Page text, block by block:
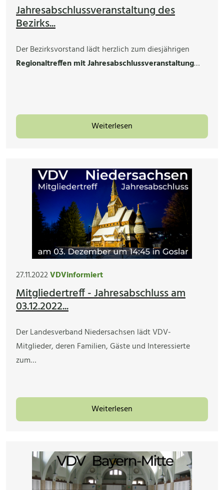
Jahresabschlussveranstaltung des
Bezirks...
Der Bezirksvorstand lädt herzlich zum diesjährigen
Regionaltreffen mit Jahresabschlussveranstaltung…
Weiterlesen
27.11.2022VDVinformiert
Mitgliedertreff - Jahresabschluss am
03.12.2022...
Der Landesverband Niedersachsen lädt VDV-
Mitglieder, deren Familien, Gäste und Interessierte
zum…
Weiterlesen